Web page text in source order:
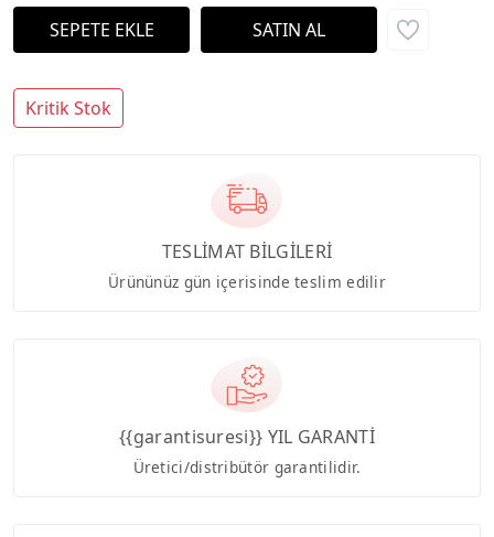
Kritik Stok
TESLİMAT BİLGİLERİ
Ürününüz gün içerisinde teslim edilir
{{garantisuresi}} YIL GARANTİ
Üretici/distribütör garantilidir.